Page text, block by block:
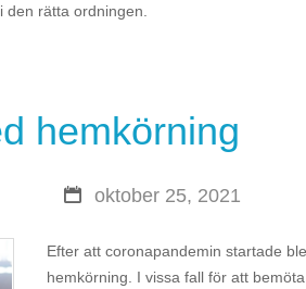
rätta ordningen.
hemkörning
oktober 25, 2021
Efter att coronapandemin startade
hemkörning. I vissa fall för att